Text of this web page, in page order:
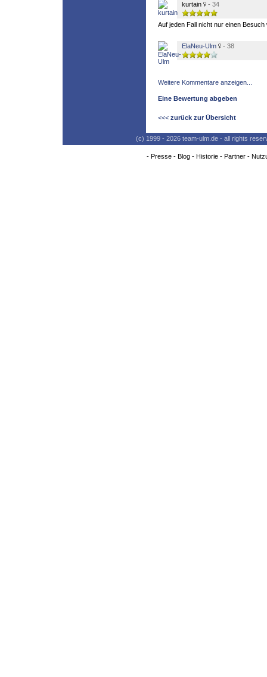
kurtain - 34
Auf jeden Fall nicht nur einen
ElaNeu-Ulm - 38
Weitere Kommentare anzeigen...
Eine Bewertung abgeben
<<< zurück zur Übersicht
(c) 1999 - 2026 team-ulm.de - all rights
- Presse- Blog- Historie- Partner-